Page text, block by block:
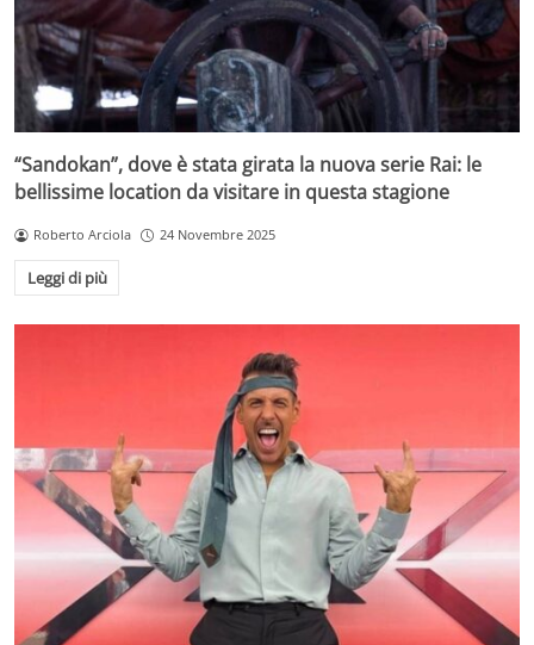
“Sandokan”, dove è stata girata la nuova serie Rai: le
bellissime location da visitare in questa stagione
Roberto Arciola 24 Novembre 2025
Leggi di più